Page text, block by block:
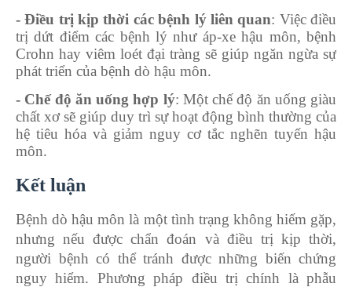
- Điều trị kịp thời các bệnh lý liên quan: Việc điều
trị dứt điểm các bệnh lý như áp-xe hậu môn, bệnh
Crohn hay viêm loét đại tràng sẽ giúp ngăn ngừa sự
phát triển của bệnh dò hậu môn.
- Chế độ ăn uống hợp lý: Một chế độ ăn uống giàu
chất xơ sẽ giúp duy trì sự hoạt động bình thường của
hệ tiêu hóa và giảm nguy cơ tắc nghẽn tuyến hậu
môn.
Kết luận
Bệnh dò hậu môn là một tình trạng không hiếm gặp,
nhưng nếu được chẩn đoán và điều trị kịp thời,
người bệnh có thể tránh được những biến chứng
nguy hiểm. Phương pháp điều trị chính là phẫu